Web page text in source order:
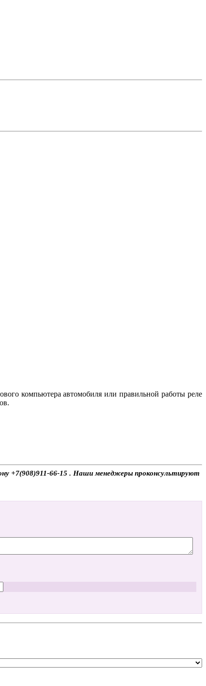
компьютера автомобиля или правильной работы реле
+7(908)911-66-15 . Наши менеджеры проконсультируют